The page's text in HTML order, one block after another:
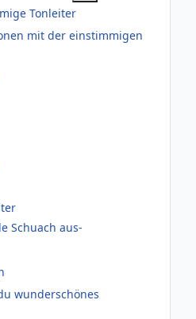
Tonleiter
mit der einstimmigen
Schuach aus-
wunderschönes